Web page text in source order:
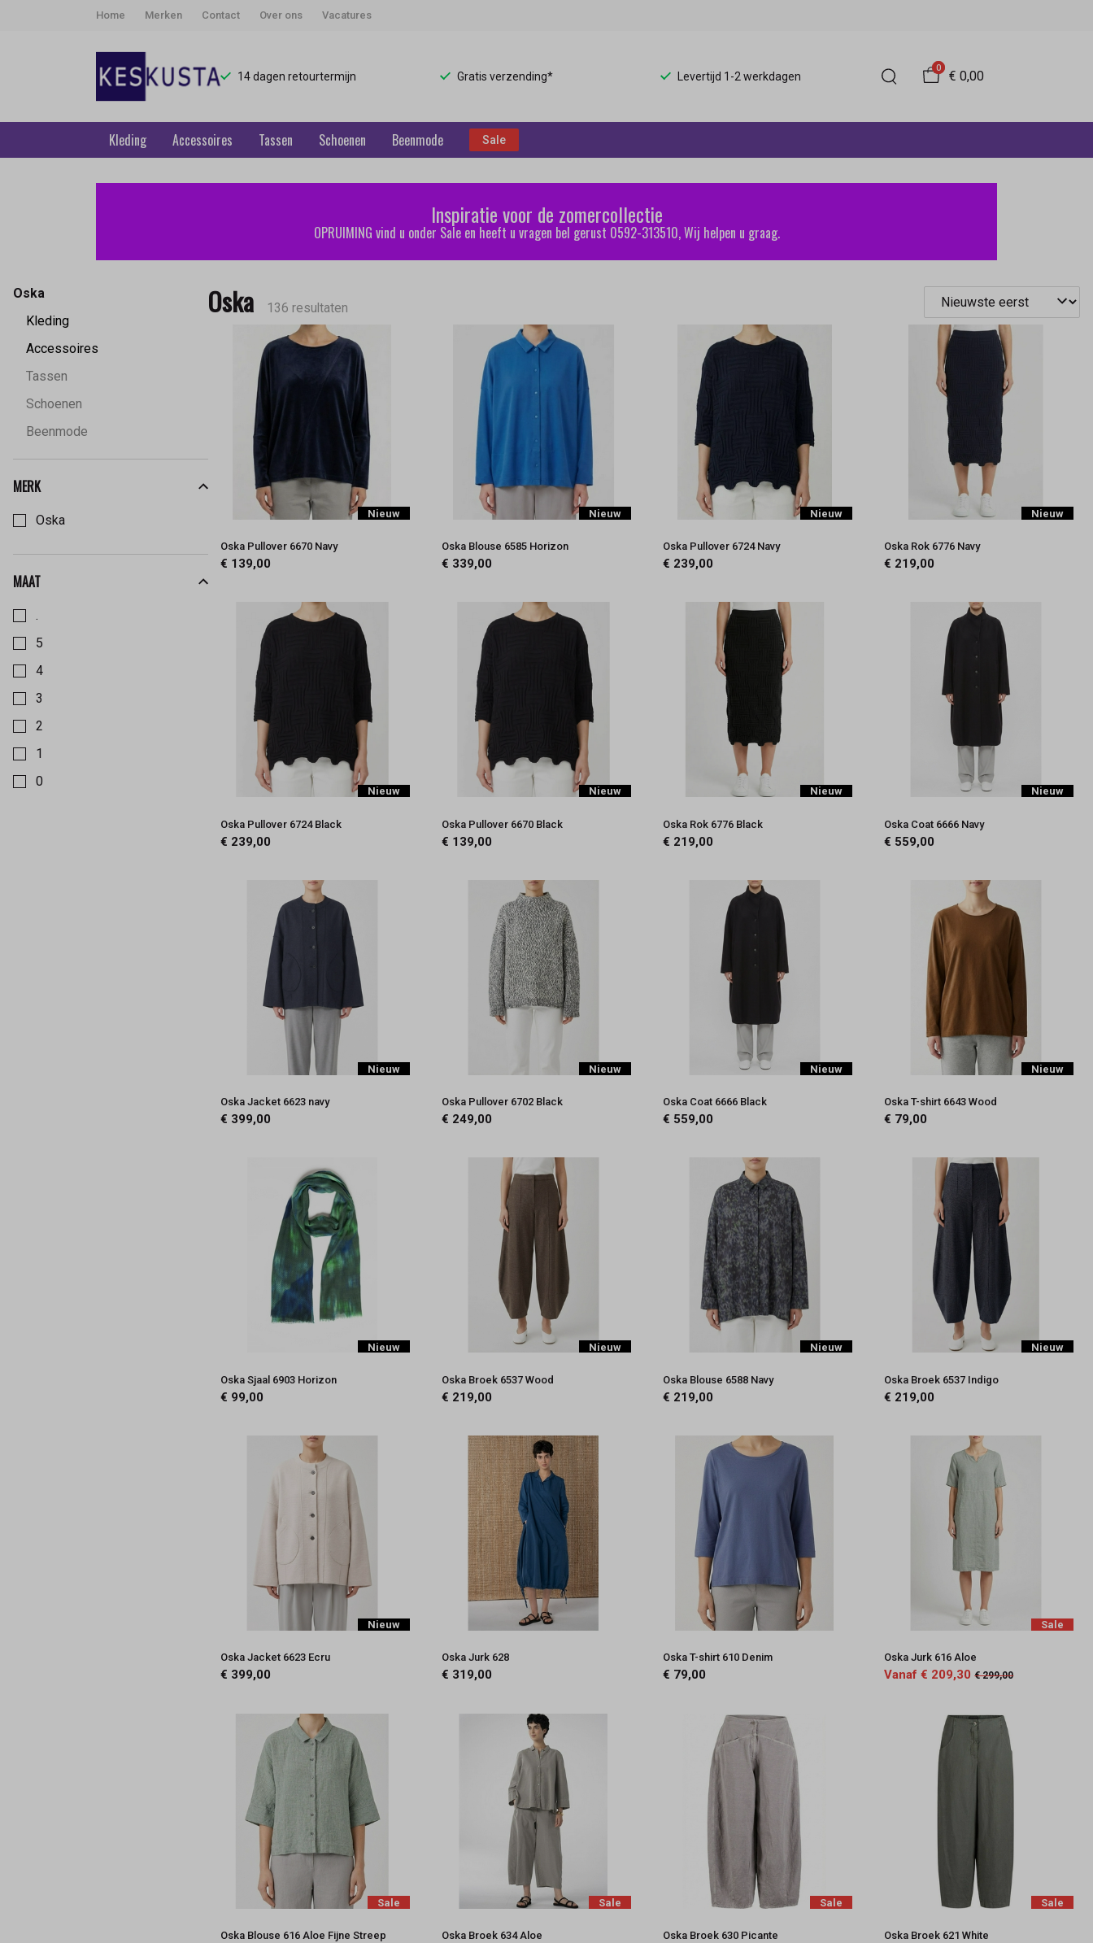
Home Merken Contact Over ons Vacatures
14 dagen retourtermijn Gratis verzending* Levertijd 1-2 werkdagen
0
€ 0,00
Kleding Accessoires Tassen Schoenen Beenmode Sale
Oska
Keskusta
Inspiratie voor de zomercollectie
OPRUIMING vind u onder Sale en heeft u vragen bel gerust 0592-313510, Wij helpen u graag.
Oska
Kleding
Accessoires
Tassen
Schoenen
Beenmode
MERK
Oska
MAAT
.
5
4
3
2
1
0
Oska 136 resultaten
Nieuw
Oska Pullover 6670 Navy
€ 139,00
Nieuw
Oska Blouse 6585 Horizon
€ 339,00
Nieuw
Oska Pullover 6724 Navy
€ 239,00
Nieuw
Oska Rok 6776 Navy
€ 219,00
Nieuw
Oska Pullover 6724 Black
€ 239,00
Nieuw
Oska Pullover 6670 Black
€ 139,00
Nieuw
Oska Rok 6776 Black
€ 219,00
Nieuw
Oska Coat 6666 Navy
€ 559,00
Nieuw
Oska Jacket 6623 navy
€ 399,00
Nieuw
Oska Pullover 6702 Black
€ 249,00
Nieuw
Oska Coat 6666 Black
€ 559,00
Nieuw
Oska T-shirt 6643 Wood
€ 79,00
Nieuw
Oska Sjaal 6903 Horizon
€ 99,00
Nieuw
Oska Broek 6537 Wood
€ 219,00
Nieuw
Oska Blouse 6588 Navy
€ 219,00
Nieuw
Oska Broek 6537 Indigo
€ 219,00
Nieuw
Oska Jacket 6623 Ecru
€ 399,00
Oska Jurk 628
€ 319,00
Oska T-shirt 610 Denim
€ 79,00
Sale
Oska Jurk 616 Aloe
Vanaf € 209,30 € 299,00
Sale
Oska Blouse 616 Aloe Fijne Streep
Sale
Oska Broek 634 Aloe
Sale
Oska Broek 630 Picante
Sale
Oska Broek 621 White